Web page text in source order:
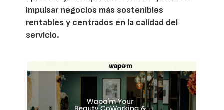
impulsar negocios más sostenibles
rentables y centrados en la calidad del
servicio.